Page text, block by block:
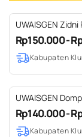
UWAISGEN Zidni
Suede Endek
Handmade
Rp150.000 -
Kabupaten
UWAISGEN
Kain Songket
Handmade
Rp140.000 -
Kabupaten